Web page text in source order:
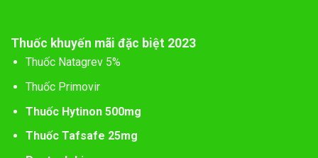
Thuốc khuyến mãi đặc biệt 2023
Thuốc Natagrev 5%
Thuốc Primovir
Thuốc Hytinon 500mg
Thuốc Tafsafe 25mg